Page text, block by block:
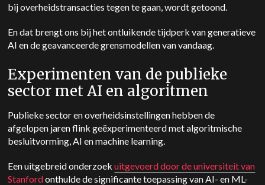
bij overheidstransacties tegen te gaan, wordt getoond.
En dat brengt ons bij het ontluikende tijdperk van generatieve
AI en de geavanceerde grensmodellen van vandaag.
Experimenten van de publieke
sector met AI en algoritmen
Publieke sector en overheidsinstellingen hebben de
afgelopen jaren flink geëxperimenteerd met algoritmische
besluitvorming, AI en machine learning.
Een uitgebreid onderzoekuitgevoerd door de universiteit van
Stanfordonthulde de significante toepassing van AI- en ML-